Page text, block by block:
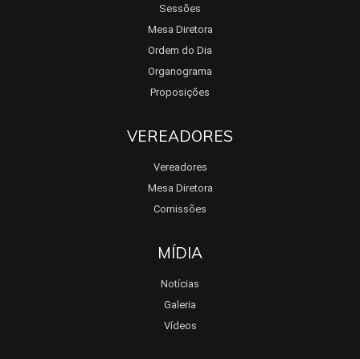
Sessões
Mesa Diretora
Ordem do Dia
Organograma
Proposições
VEREADORES
Vereadores
Mesa Diretora
Comissões
MÍDIA
Notícias
Galeria
Vídeos